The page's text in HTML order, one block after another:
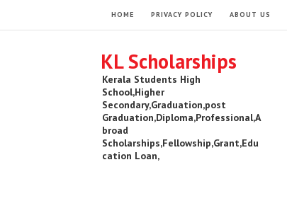
HOME PRIVACY POLICY ABOUT US
KL Scholarships
Kerala Students High
School,Higher
Secondary,Graduation,post
Graduation,Diploma,Professional,A
broad
Scholarships,Fellowship,Grant,Edu
cation Loan,